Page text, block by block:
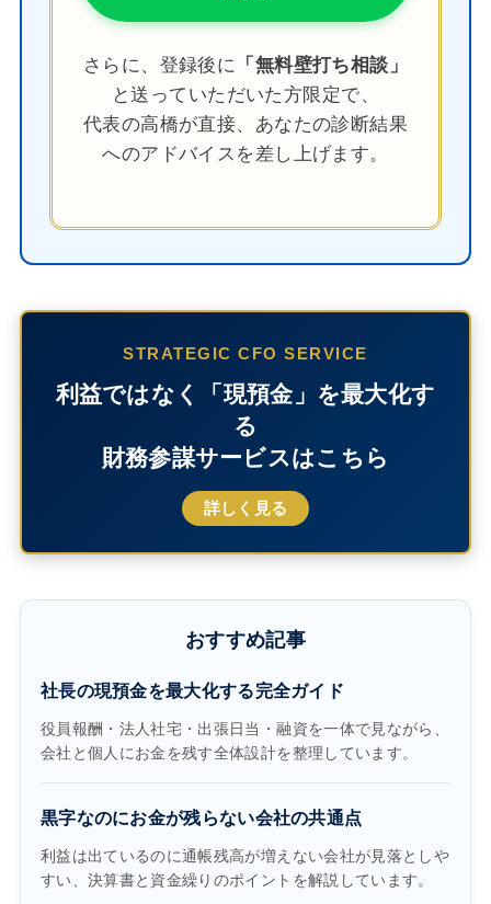
さらに、登録後に 「無料壁打ち相談」
と送っていただいた方限定で、
代表の高橋が直接、あなたの診断結果
へのアドバイスを差し上げます。
STRATEGIC CFO SERVICE
利益ではなく「現預金」を最大化す
る
財務参謀サービスはこちら
詳しく見る
おすすめ記事
社長の現預金を最大化する完全ガイド
役員報酬・法人社宅・出張日当・融資を一体で見ながら、
会社と個人にお金を残す全体設計を整理しています。
黒字なのにお金が残らない会社の共通点
利益は出ているのに通帳残高が増えない会社が見落としや
すい、決算書と資金繰りのポイントを解説しています。